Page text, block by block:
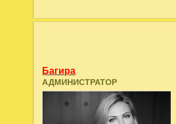
Багира
АДМИНИСТРАТОР